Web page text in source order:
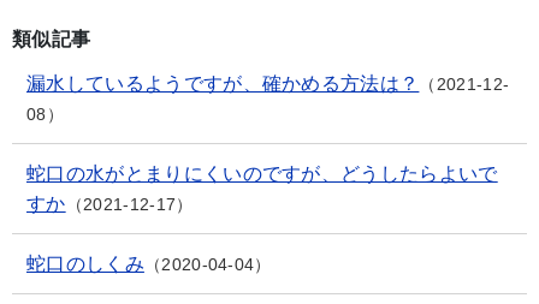
類似記事
漏水しているようですが、確かめる方法は？
2021-12-
08
蛇口の水がとまりにくいのですが、どうしたらよいで
すか
2021-12-17
蛇口のしくみ 2020-04-04